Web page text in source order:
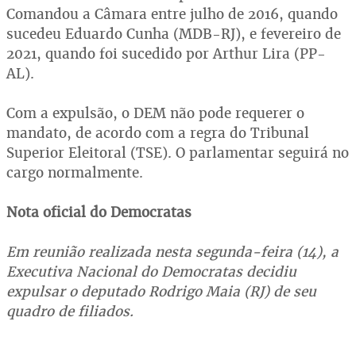
Comandou a Câmara entre julho de 2016, quando
sucedeu Eduardo Cunha (MDB-RJ), e fevereiro de
2021, quando foi sucedido por Arthur Lira (PP-
AL).
Com a expulsão, o DEM não pode requerer o
mandato, de acordo com a regra do Tribunal
Superior Eleitoral (TSE). O parlamentar seguirá no
cargo normalmente.
Nota oficial do Democratas
Em reunião realizada nesta segunda-feira (14), a
Executiva Nacional do Democratas decidiu
expulsar o deputado Rodrigo Maia (RJ) de seu
quadro de filiados.